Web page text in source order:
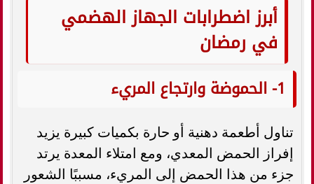
أبرز اضطرابات الجهاز الهضمي
في رمضان
1- الحموضة وارتجاع المريء
تناول أطعمة دهنية أو حارة بكميات كبيرة يزيد
إفراز الحمض المعدي، ومع امتلاء المعدة يرتد
جزء من هذا الحمض إلى المريء، مسببًا الشعور